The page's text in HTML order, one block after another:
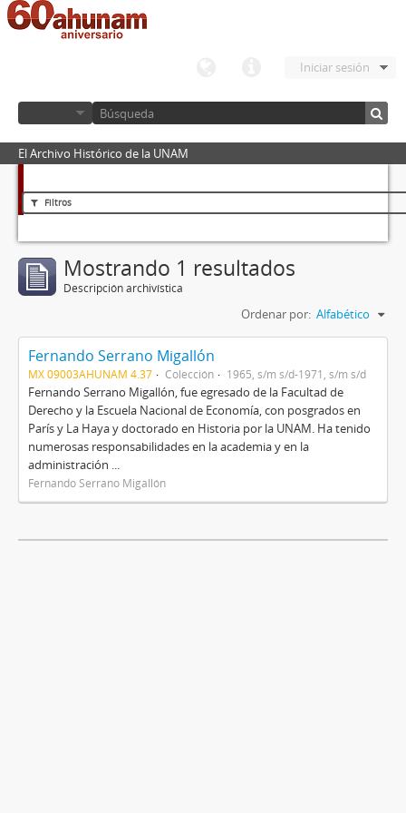
Iniciar sesión
El Archivo Histórico de la UNAM
Filtros
Mostrando 1 resultados
Descripción archivística
Ordenar por: Alfabético
Fernando Serrano Migallón
MX 09003AHUNAM 4.37 Colección 1965, s/m s/d-1971, s/m s/d
Fernando Serrano Migallón, fue egresado de la Facultad de
Derecho y la Escuela Nacional de Economía, con posgrados en
París y La Haya y doctorado en Historia por la UNAM. Ha tenido
numerosas responsabilidades en la academia y en la
administración ...
Fernando Serrano Migallón